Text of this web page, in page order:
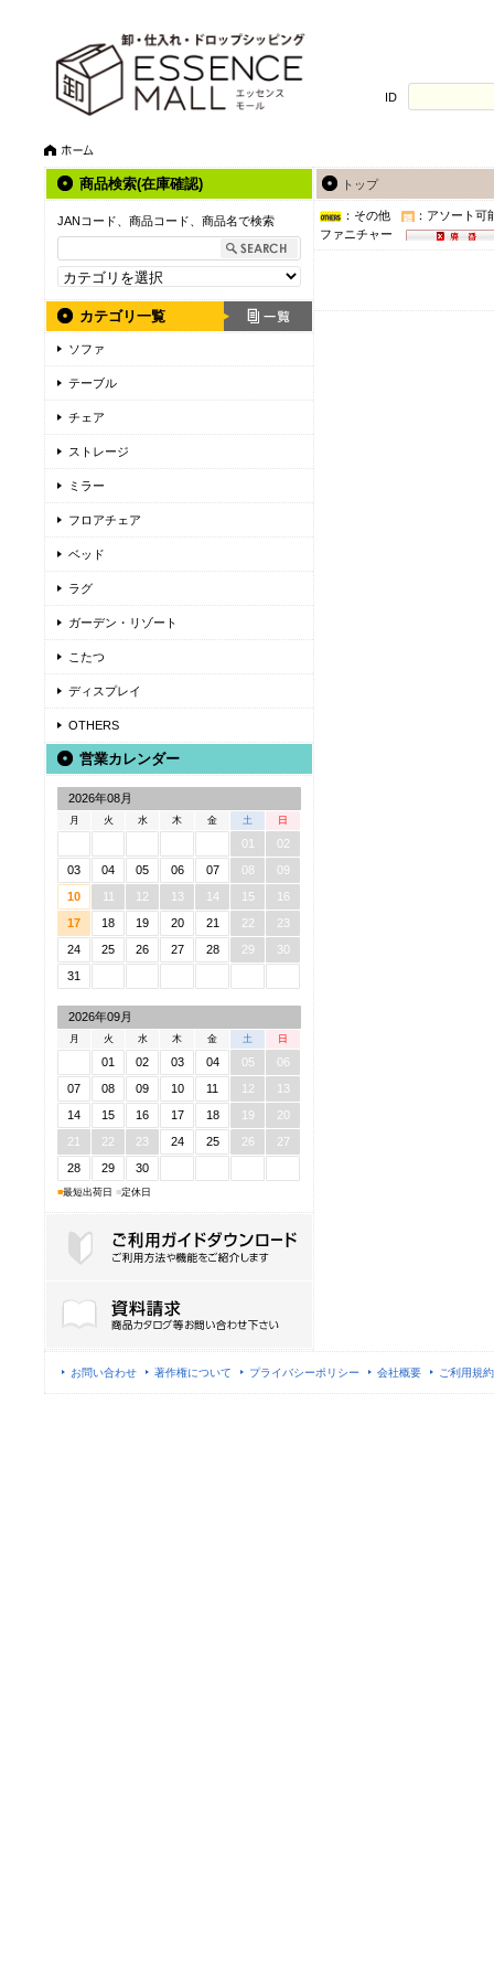
ID
商品検索(在庫確認)
JANコード、商品コード、商品名で検索
カテゴリ一覧
ソファ
テーブル
チェア
ストレージ
ミラー
フロアチェア
ベッド
ラグ
ガーデン・リゾート
こたつ
ディスプレイ
OTHERS
営業カレンダー
2026年08月
月 火 水 木 金 土 日
01
02
03
04 05 06 07 08
09
10
11 12 13 14 15
16
17
18 19 20 21 22
23
24
25 26 27 28 29
30
31
2026年09月
月 火 水 木 金 土 日
01 02 03 04 05
06
07
08 09 10 11 12
13
14
15 16 17 18 19
20
21
22 23 24 25 26
27
28
29 30
■最短出荷日 ■定休日
トップ
：その他
：アソート可
ファニチャー
お問い合わせ 著作権について プライバシーポリシー 会社概要 ご利用規約